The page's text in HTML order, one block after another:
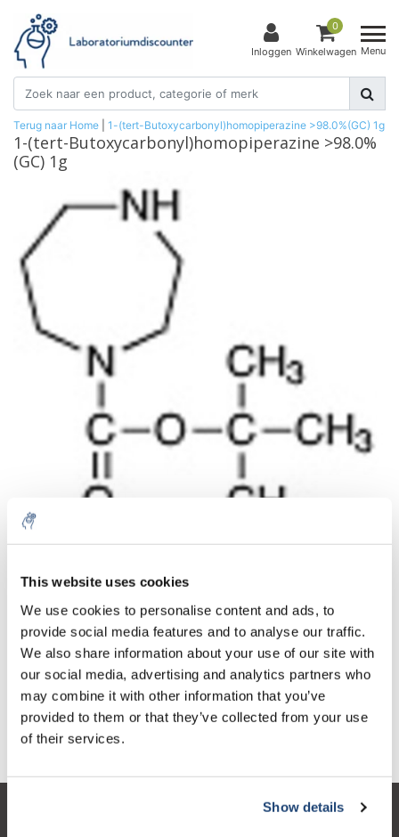
This website uses cookies
We use cookies to personalise content and ads, to
provide social media features and to analyse our traffic.
We also share information about your use of our site with
our social media, advertising and analytics partners who
may combine it with other information that you’ve
provided to them or that they’ve collected from your use
of their services.
Show details
Inloggen
0
Winkelwagen Menu
Terug naar Home 1-(tert-Butoxycarbonyl)homopiperazine >98.0%(GC) 1g
1-(tert-Butoxycarbonyl)homopiperazine >98.0%
(GC) 1g
Aantal Product
1 Stuk
€35,87
€43,40 Meer
Toevoegen aan winkelwagen
Informatie